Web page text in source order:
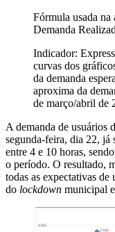
Fórmula usada na
Demanda
Indicador:
curvas dos
da demanda
aproxima da
de março/abril de
A demanda de usuários
segunda-feira, dia 22, já
entre 4 e 10 horas,
o período. O resultado,
todas as expectativas
do lockdown municipal